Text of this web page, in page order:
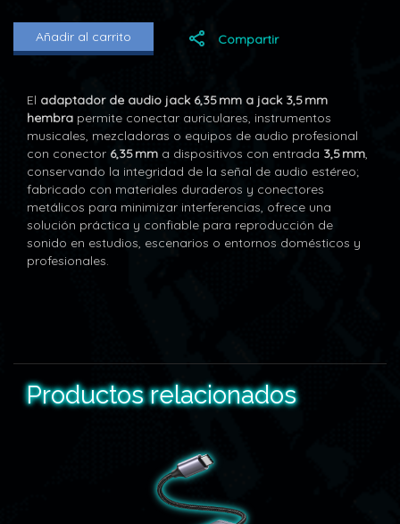
Añadir al carrito Compartir
El adaptador de audio jack 6,35 mm a jack 3,5 mm
hembra permite conectar auriculares, instrumentos
musicales, mezcladoras o equipos de audio profesional
con conector 6,35 mm a dispositivos con entrada 3,5 mm,
conservando la integridad de la señal de audio estéreo;
fabricado con materiales duraderos y conectores
metálicos para minimizar interferencias, ofrece una
solución práctica y confiable para reproducción de
sonido en estudios, escenarios o entornos domésticos y
profesionales.
Productos relacionados